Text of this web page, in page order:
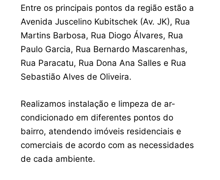
Entre os principais pontos da região estão a
Avenida Juscelino Kubitschek (Av. JK), Rua
Martins Barbosa, Rua Diogo Álvares, Rua
Paulo Garcia, Rua Bernardo Mascarenhas,
Rua Paracatu, Rua Dona Ana Salles e Rua
Sebastião Alves de Oliveira.
Realizamos instalação e limpeza de ar-
condicionado em diferentes pontos do
bairro, atendendo imóveis residenciais e
comerciais de acordo com as necessidades
de cada ambiente.